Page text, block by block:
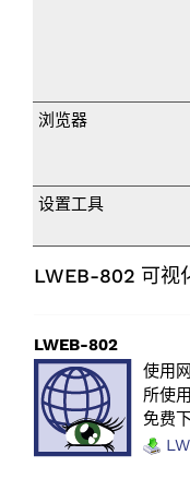
浏览器
设置工具
LWEB-802 可视
LWEB-802
使用
所使
免费